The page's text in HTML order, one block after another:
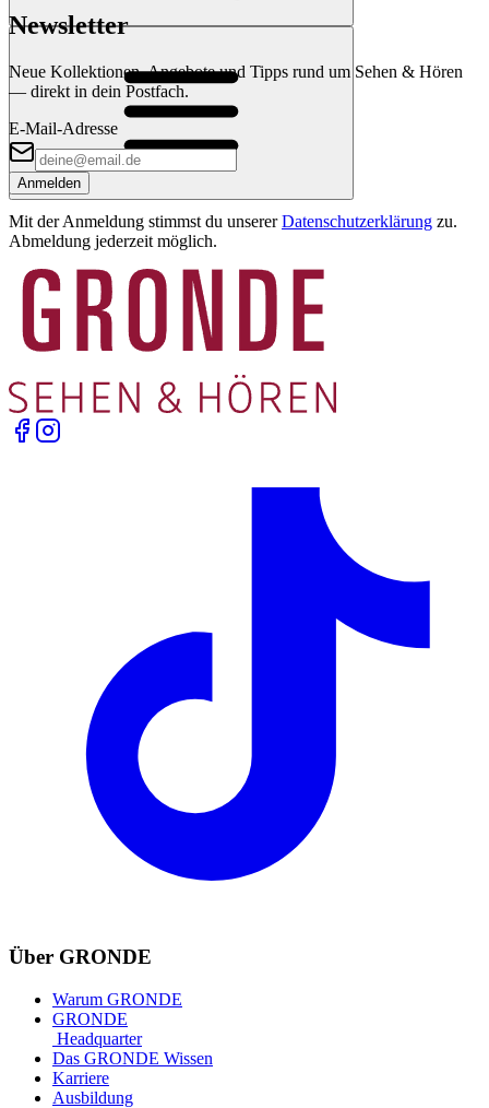
Newsletter
Neue Kollektionen, Angebote und Tipps rund um Sehen & Hören
— direkt in dein Postfach.
E-Mail-Adresse
Anmelden
Mit der Anmeldung stimmst du unserer Datenschutzerklärung zu.
Abmeldung jederzeit möglich.
Über GRONDE
Warum GRONDE
GRONDE
Headquarter
Das GRONDE Wissen
Karriere
Ausbildung